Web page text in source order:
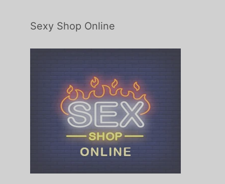
Sexy Shop Online